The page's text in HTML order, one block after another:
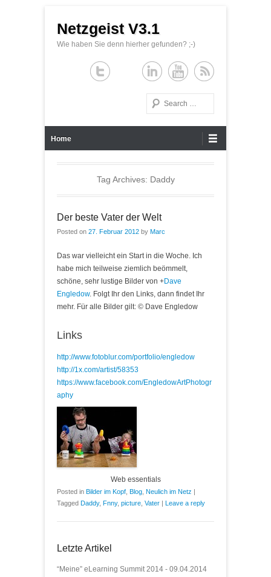
Netzgeist V3.1
Wie haben Sie denn hierher gefunden? ;-)
Search
Home
Tag Archives: Daddy
Der beste Vater der Welt
Posted on 27. Februar 2012 by Marc
Das war vielleicht ein Start in die Woche. Ich
habe mich teilweise ziemlich beömmelt,
schöne, sehr lustige Bilder von +Dave
Engledow. Folgt Ihr den Links, dann findet Ihr
mehr. Für alle Bilder gilt: © Dave Engledow
Links
http://www.fotoblur.com/portfolio/engledow
http://1x.com/artist/58353
https://www.facebook.com/EngledowArtPhotogr
aphy
Web essentials
Posted in Bilder im Kopf Blog Neulich im Netz |
Tagged Daddy, Fnny, picture Vater | Leave a reply
Letzte Artikel
“Meine” eLearning Summit 2014 - 09.04.2014